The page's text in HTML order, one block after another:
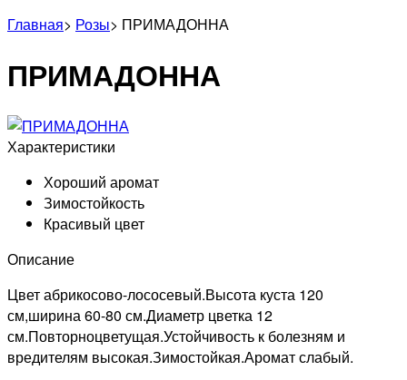
Главная> Розы> ПРИМАДОННА
ПРИМАДОННА
Характеристики
Хороший аромат
Зимостойкость
Красивый цвет
Описание
Цвет абрикосово-лососевый.Высота куста 120
см,ширина 60-80 см.Диаметр цветка 12
см.Повторноцветущая.Устойчивость к болезням и
вредителям высокая.Зимостойкая.Аромат слабый.